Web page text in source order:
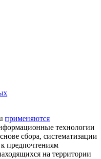
применяются
технологии
сбора, систематизации
предпочтениям
на территории